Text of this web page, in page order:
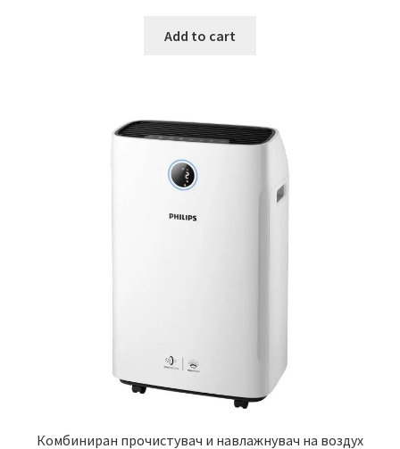
Add to cart
Комбиниран прочистувач и навлажнувач на воздух